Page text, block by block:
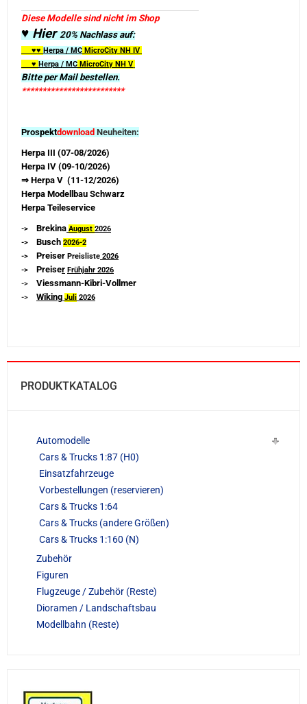
Diese Modelle sind nicht im Shop
♥ Hier20% Nachlass auf:
♥♥ Herpa / MC MicroCity NH IV
♥ Herpa / MC MicroCity NH V
Bitte per Mail bestellen.
*************************
Prospektdownload Neuheiten:
Herpa III (07-08/2026)
Herpa IV (09-10/2026)
⇒ Herpa V (11-12/2026)
Herpa Modellbau Schwarz
Herpa Teileservice
-> Brekina August 2026
-> Busch 2026-2
-> Preiser Preisliste 2026
-> Preiser Frühjahr 2026
-> Viessmann-Kibri-Vollmer
-> Wiking Juli 2026
PRODUKTKATALOG
Automodelle
Cars & Trucks 1:87 (H0)
Einsatzfahrzeuge
Vorbestellungen (reservieren)
Cars & Trucks 1:64
Cars & Trucks (andere Größen)
Cars & Trucks 1:160 (N)
Zubehör
Figuren
Flugzeuge / Zubehör (Reste)
Dioramen / Landschaftsbau
Modellbahn (Reste)